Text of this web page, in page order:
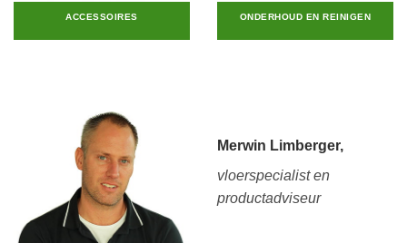
ACCESSOIRES ONDERHOUD EN REINIGEN
Merwin Limberger,
vloerspecialist en
productadviseur